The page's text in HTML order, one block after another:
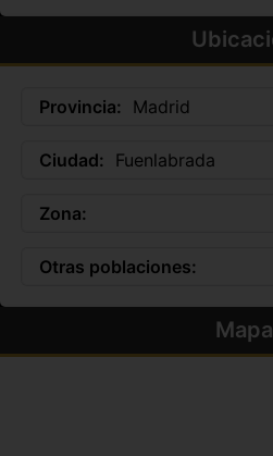
Provincia: Madrid
Ciudad: Fuenlabrada
Zona:
Otras poblaciones:
Mapa